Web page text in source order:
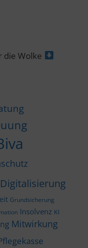
die Wolke
Digitalisierung
Grundsicherung
Insolvenz KI
Mitwirkung